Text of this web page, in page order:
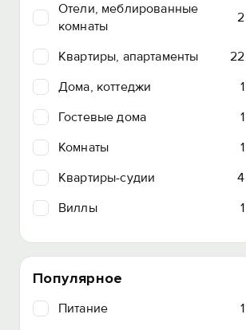
Отели, меблированные
комнаты
2
Квартиры, апартаменты
22
Дома, коттеджи
1
Гостевые дома
1
Комнаты
1
Квартиры-судии
4
Виллы
1
Популярное
Питание
1